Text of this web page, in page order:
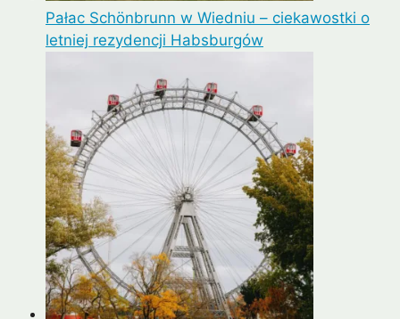
Pałac Schönbrunn w Wiedniu – ciekawostki o
letniej rezydencji Habsburgów